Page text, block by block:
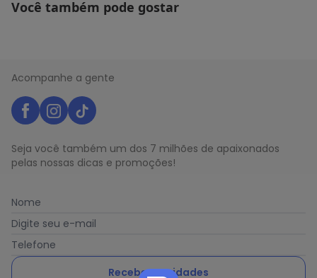
Você também pode gostar
Acompanhe a gente
Seja você também um dos 7 milhões de apaixonados
pelas nossas dicas e promoções!
Nome
Digite seu e-mail
Telefone
Receber novidades